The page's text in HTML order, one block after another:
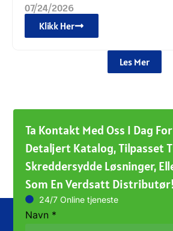
07/24/2026
Klikk Her
Les Mer
Ta Kontakt Med Oss ​​i Dag
Detaljert Katalog, Tilpasset
Skreddersydde Løsninger,
Som En Verdsatt Distributør!
24/7 Online tjeneste
Navn *